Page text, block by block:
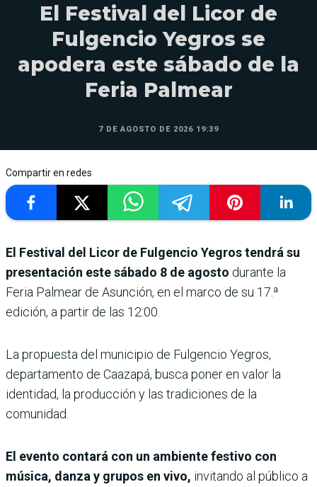
El Festival del Licor de
Fulgencio Yegros se
apodera este sábado de la
Feria Palmear
7 DE AGOSTO DE 2026 19:39
Compartir en redes
El Festival del Licor de Fulgencio Yegros tendrá su
presentación este sábado 8 de agosto durante la
Feria Palmear de Asunción, en el marco de su 17.ª
edición, a partir de las 12:00.
La propuesta del municipio de Fulgencio Yegros,
departamento de Caazapá, busca poner en valor la
identidad, la producción y las tradiciones de la
comunidad.
El evento contará con un ambiente festivo con
música, danza y grupos en vivo, invitando al público a